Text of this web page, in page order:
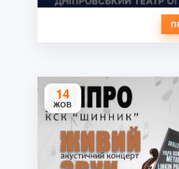
14
ЖОВ